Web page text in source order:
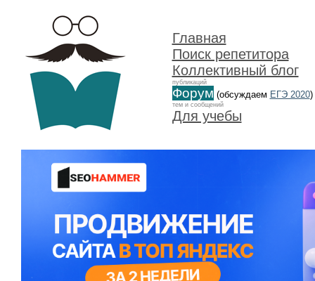
Главная
Поиск репетитора
Коллективный блог
публикаций
Форум (обсуждаем ЕГЭ 2020)
тем и сообщений
Для учебы